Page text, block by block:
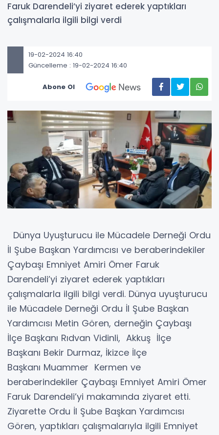
Faruk Darendeli’yi ziyaret ederek yaptıkları
çalışmalarla ilgili bilgi verdi
19-02-2024 16:40
Güncelleme : 19-02-2024 16:40
Abone Ol
Dünya Uyuşturucu ile Mücadele Derneği Ordu
İl Şube Başkan Yardımcısı ve beraberindekiler
Çaybaşı Emniyet Amiri Ömer Faruk
Darendeli’yi ziyaret ederek yaptıkları
çalışmalarla ilgili bilgi verdi. Dünya uyuşturucu
ile Mücadele Derneği Ordu İl Şube Başkan
Yardımcısı Metin Gören, derneğin Çaybaşı
İlçe Başkanı Rıdvan Vidinli, Akkuş İlçe
Başkanı Bekir Durmaz, İkizce İlçe
Başkanı Muammer Kermen ve
beraberindekiler Çaybaşı Emniyet Amiri Ömer
Faruk Darendeli’yi makamında ziyaret etti.
Ziyarette Ordu İl Şube Başkan Yardımcısı
Gören, yaptıkları çalışmalarıyla ilgili Emniyet